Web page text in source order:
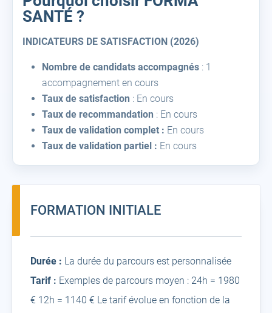
SANTÉ ?
INDICATEURS DE SATISFACTION (2026)
Nombre de candidats accompagnés : 1
accompagnement en cours
Taux de satisfaction : En cours
Taux de recommandation : En cours
Taux de validation complet : En cours
Taux de validation partiel : En cours
FORMATION INITIALE
Durée : La durée du parcours est personnalisée
Tarif : Exemples de parcours moyen : 24h = 1980
€ 12h = 1140 € Le tarif évolue en fonction de la